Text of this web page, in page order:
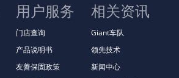
用户服务
门店查询
产品说明书
友善保固政策
相关资讯
Giant车队
领先技术
新闻中心